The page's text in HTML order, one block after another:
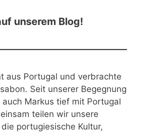
unserem Blog!
aus Portugal und verbrachte
Seit unserer Begegnung
Markus tief mit Portugal
teilen wir unsere
portugiesische Kultur,